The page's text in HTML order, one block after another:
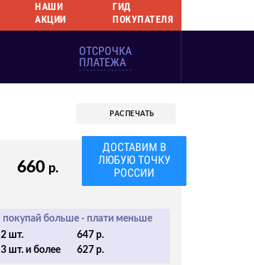
НАШИ
АКЦИИ
ГИД
ПОКУПАТЕЛЯ
ОТСРОЧКА
ПЛАТЕЖА
РАСПЕЧАТЬ
ДОСТАВИМ В
ЛЮБУЮ ТОЧКУ
РОССИИ
660 р.
покупай больше - плати меньше
2 шт.
647 р.
3 шт. и более
627 р.